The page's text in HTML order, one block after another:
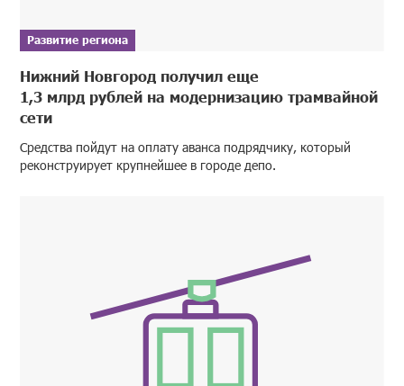
Развитие региона
Нижний Новгород получил еще
1,3 млрд рублей на модернизацию трамвайной
сети
Средства пойдут на оплату аванса подрядчику, который
реконструирует крупнейшее в городе депо.